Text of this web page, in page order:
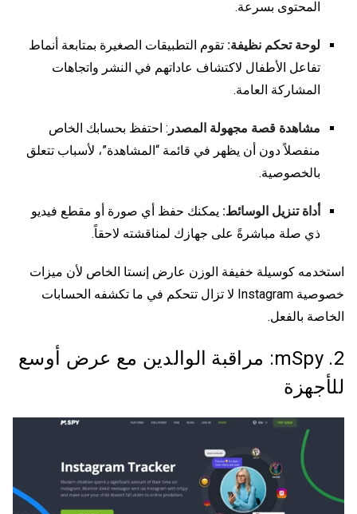
المحتوى بسرعة.
لوحة تحكم نظيفة: تقوم التطبيقات الصغيرة بمتابعة أنماط
تفاعل الأطفال لاكتشاف عاداتهم في النشر واتجاهات
المشاركة العامة.
مشاهدة قصة مجهولة المصدر : احتفظ بحسابك الخاص
منفصلاً دون أن يظهر في قائمة “المشاهدة”، لأسباب تتعلق
بالخصوصية.
أداة تنزيل الوسائط: يمكنك حفظ أي صورة أو مقطع فيديو
ذي صلة مباشرةً على جهازك لمناقشته لاحقاً.
استخدمه كوسيلة خفيفة الوزن عارض إنستا الخاص لأن ميزات
خصوصية Instagram لا تزال تتحكم في ما تكشفه الحسابات
الخاصة بالفعل.
2. mSpy: مراقبة الوالدين مع عرض أوسع
للأجهزة